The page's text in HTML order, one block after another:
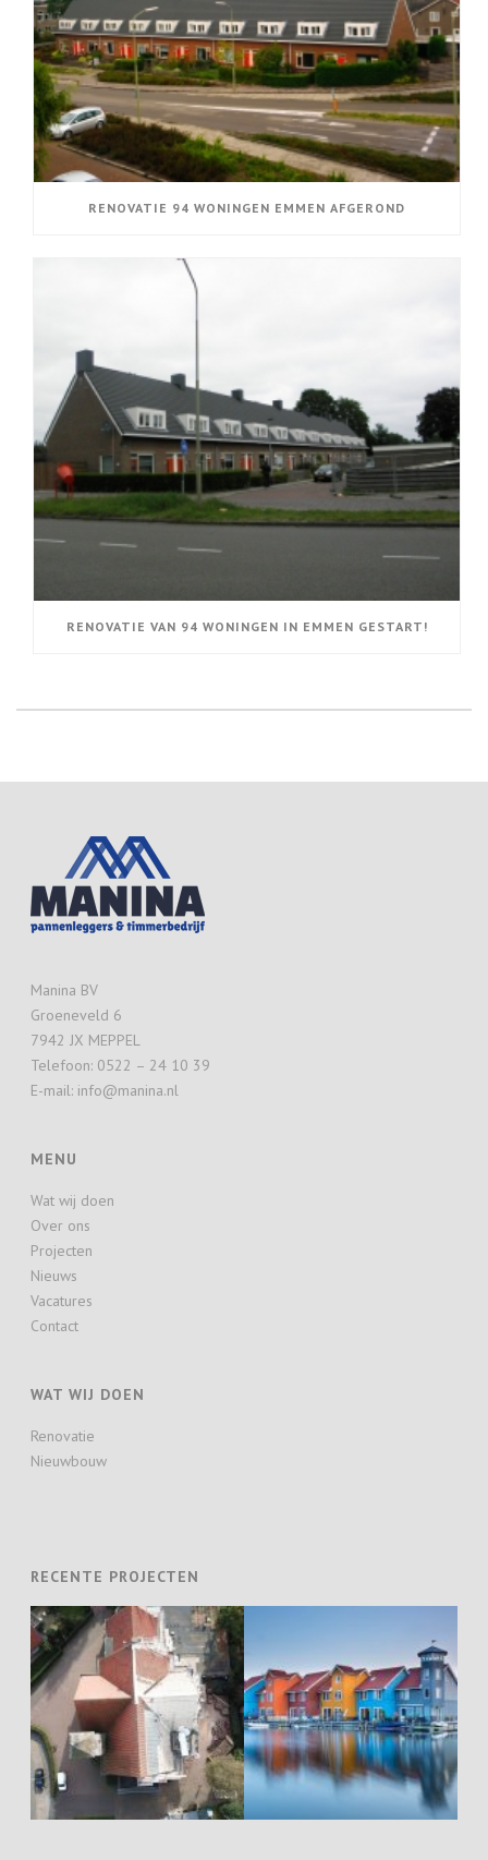
RENOVATIE 94 WONINGEN EMMEN AFGEROND
RENOVATIE VAN 94 WONINGEN IN EMMEN GESTART!
Manina BV
Groeneveld 6
7942 JX MEPPEL
Telefoon: 0522 – 24 10 39
E-mail: info@manina.nl
MENU
Wat wij doen
Over ons
Projecten
Nieuws
Vacatures
Contact
WAT WIJ DOEN
Renovatie
Nieuwbouw
RECENTE PROJECTEN